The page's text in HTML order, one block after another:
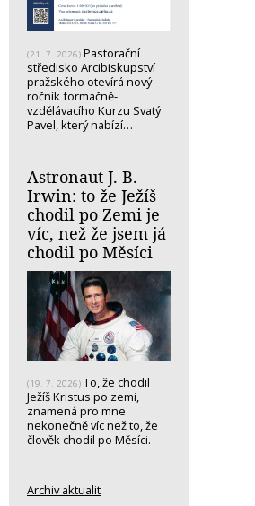
(21. 7. 2026) Pastorační
středisko Arcibiskupství
pražského otevírá nový
ročník formačně-
vzdělávacího Kurzu Svatý
Pavel, který nabízí…
Astronaut J. B.
Irwin: to že Ježíš
chodil po Zemi je
víc, než že jsem já
chodil po Měsíci
(19. 7. 2026) To, že chodil
Ježíš Kristus po zemi,
znamená pro mne
nekonečně víc než to, že
člověk chodil po Měsíci.
Archiv aktualit